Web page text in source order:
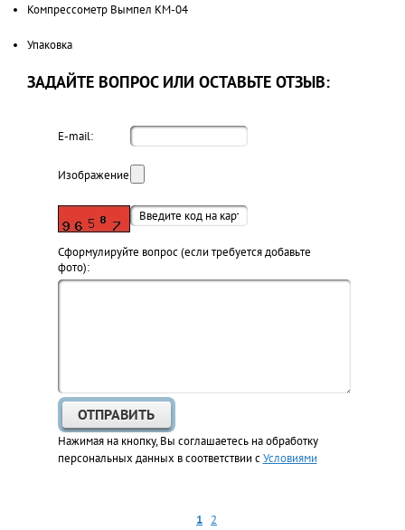
Компрессометр Вымпел КМ-04
Упаковка
ЗАДАЙТЕ ВОПРОС ИЛИ ОСТАВЬТЕ ОТЗЫВ:
E-mail:
Изображение:
Cформулируйте вопрос (если требуется добавьте
фото):
Нажимая на кнопку, Вы соглашаетесь на обработку
персональных данных в соответствии сУсловиями
1 2